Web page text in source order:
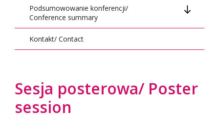
Podsumowowanie konferencji/
Conference summary
Dzień 1 / Day 1
Dzień 3 / Day 3
Kontakt/ Contact
Sesja posterowa/ Poster
session